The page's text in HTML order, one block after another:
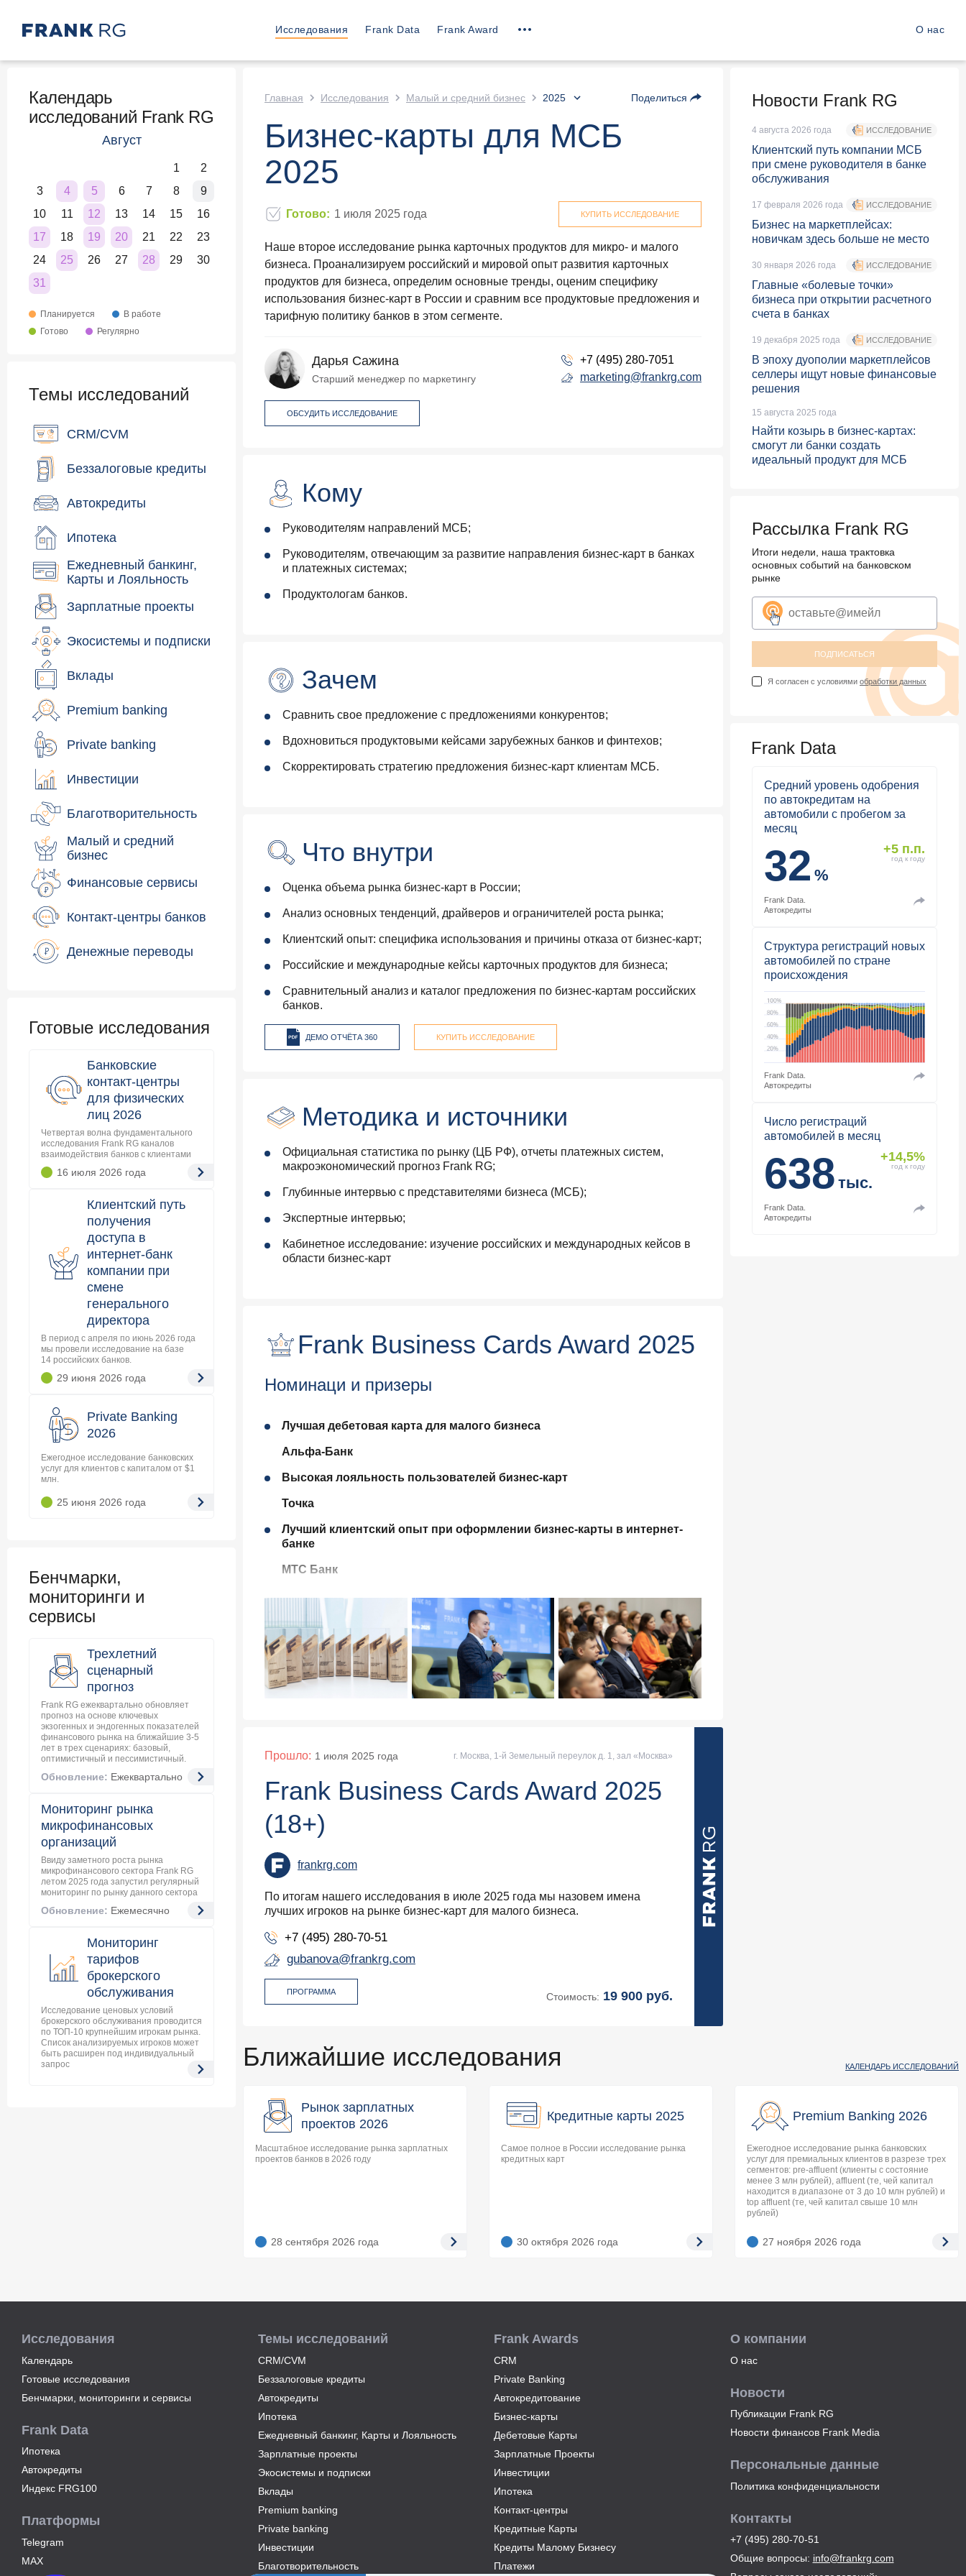
Исследования Frank Data Frank Award О нас
Календарь
исследований Frank RG
Август
1
2
3
4 5 6 7 8
9
10
11 12 13 14 15
16
17
18 19 20 21 22
23
24
25 26 27 28 29
30
31
Планируется
В работе
Готово
Регулярно
Темы исследований
CRM/CVM
Беззалоговые кредиты
Автокредиты
Ипотека
Ежедневный банкинг,
Карты и Лояльность
Зарплатные проекты
Экосистемы и подписки
Вклады
Premium banking
Private banking
Инвестиции
Благотворительность
Малый и средний
бизнес
Финансовые сервисы
Контакт-центры банков
Денежные переводы
Готовые исследования
Банковские
контакт-центры
для физических
лиц 2026
Четвертая волна фундаментального
исследования Frank RG каналов
взаимодействия банков с клиентами
16 июля 2026 года
Клиентский путь
получения
доступа в
интернет-банк
компании при
смене
генерального
директора
В период с апреля по июнь 2026 года
мы провели исследование на базе
14 российских банков.
29 июня 2026 года
Private Banking
2026
Ежегодное исследование банковских
услуг для клиентов с капиталом от $1
млн.
25 июня 2026 года
Бенчмарки,
мониторинги и
сервисы
Трехлетний
сценарный
прогноз
Frank RG ежеквартально обновляет
прогноз на основе ключевых
экзогенных и эндогенных показателей
финансового рынка на ближайшие 3-5
лет в трех сценариях: базовый,
оптимистичный и пессимистичный.
Обновление: Ежеквартально
Мониторинг рынка
микрофинансовых
организаций
Ввиду заметного роста рынка
микрофинансового сектора Frank RG
летом 2025 года запустил регулярный
мониторинг по рынку данного сектора
Обновление: Ежемесячно
Мониторинг
тарифов
брокерского
обслуживания
Исследование ценовых условий
брокерского обслуживания проводится
по ТОП-10 крупнейшим игрокам рынка.
Список анализируемых игроков может
быть расширен под индивидуальный
запрос
Главная Исследования Малый и средний бизнес 2025 Поделиться
Бизнес-карты для МСБ
2025
Готово: 1 июля 2025 года КУПИТЬ ИССЛЕДОВАНИЕ
Наше второе исследование рынка карточных продуктов для микро- и малого
бизнеса. Проанализируем российский и мировой опыт развития карточных
продуктов для бизнеса, определим основные тренды, оценим специфику
использования бизнес-карт в России и сравним все продуктовые предложения и
тарифную политику банков в этом сегменте.
Дарья Сажина
Старший менеджер по маркетингу
+7 (495) 280-7051
marketing@frankrg.com
ОБСУДИТЬ ИССЛЕДОВАНИЕ
Кому
Руководителям направлений МСБ;
Руководителям, отвечающим за развитие направления бизнес-карт в банках
и платежных системах;
Продуктологам банков.
Зачем
Сравнить свое предложение с предложениями конкурентов;
Вдохновиться продуктовыми кейсами зарубежных банков и финтехов;
Скорректировать стратегию предложения бизнес-карт клиентам МСБ.
Что внутри
Оценка объема рынка бизнес-карт в России;
Анализ основных тенденций, драйверов и ограничителей роста рынка;
Клиентский опыт: специфика использования и причины отказа от бизнес-карт;
Российские и международные кейсы карточных продуктов для бизнеса;
Сравнительный анализ и каталог предложения по бизнес-картам российских
банков.
ДЕМО ОТЧЁТА 360 КУПИТЬ ИССЛЕДОВАНИЕ
Методика и источники
Официальная статистика по рынку (ЦБ РФ), отчеты платежных систем,
макроэкономический прогноз Frank RG;
Глубинные интервью с представителями бизнеса (МСБ);
Экспертные интервью;
Кабинетное исследование: изучение российских и международных кейсов в
области бизнес-карт
Frank Business Cards Award 2025
Номинаци и призеры
Лучшая дебетовая карта для малого бизнеса
Альфа-Банк
Высокая лояльность пользователей бизнес-карт
Точка
Лучший клиентский опыт при оформлении бизнес-карты в интернет-
банке
МТС Банк
Лучший клиентский опыт при оформлении бизнес-карты в мобильном
Т-Банк
Самый функциональный интернет-банк для управления бизнес-картой
Альфа-Банк
ВТБ
Лучшая программа лояльности по бизнес-карте
Самая выгодная бизнес-карта для малого бизнеса
Точка
Прошло: 1 июля 2025 года г. Москва, 1-й Земельный переулок д. 1, зал «Москва»
Frank Business Cards Award 2025
(18+)
frankrg.com
По итогам нашего исследования в июле 2025 года мы назовем имена
лучших игроков на рынке бизнес-карт для малого бизнеса.
+7 (495) 280-70-51
gubanova@frankrg.com
ПРОГРАММА Стоимость: 19 900 руб.
Новости Frank RG
4 августа 2026 года ИССЛЕДОВАНИЕ
Клиентский путь компании МСБ
при смене руководителя в банке
обслуживания
17 февраля 2026 года ИССЛЕДОВАНИЕ
Бизнес на маркетплейсах:
новичкам здесь больше не место
30 января 2026 года ИССЛЕДОВАНИЕ
Главные «болевые точки»
бизнеса при открытии расчетного
счета в банках
19 декабря 2025 года ИССЛЕДОВАНИЕ
В эпоху дуополии маркетплейсов
селлеры ищут новые финансовые
решения
15 августа 2025 года
Найти козырь в бизнес-картах:
смогут ли банки создать
идеальный продукт для МСБ
Рассылка Frank RG
Итоги недели, наша трактовка
основных событий на банковском
рынке
ПОДПИСАТЬСЯ
Я согласен с условиями обработки данных
Frank Data
Средний уровень одобрения
по автокредитам на
автомобили с пробегом за
месяц
32 %
+5 п.п.
год к году
Frank Data.
Автокредиты
Структура регистраций новых
автомобилей по стране
происхождения
Frank Data.
Автокредиты
Число регистраций
автомобилей в месяц
638 тыс.
+14,5%
год к году
Frank Data.
Автокредиты
Ближайшие исследования КАЛЕНДАРЬ ИССЛЕДОВАНИЙ
Рынок зарплатных
проектов 2026
Масштабное исследование рынка зарплатных
проектов банков в 2026 году
28 сентября 2026 года
Кредитные карты 2025
Самое полное в России исследование рынка
кредитных карт
30 октября 2026 года
Premium Banking 2026
Ежегодное исследование рынка банковских
услуг для премиальных клиентов в разрезе трех
сегментов: pre-affluent (клиенты с состояние
менее 3 млн рублей), affluent (те, чей капитал
находится в диапазоне от 3 до 10 млн рублей) и
top affluent (те, чей капитал свыше 10 млн
рублей)
27 ноября 2026 года
Исследования
Календарь
Готовые исследования
Бенчмарки, мониторинги и сервисы
Frank Data
Ипотека
Автокредиты
Индекс FRG100
Платформы
Telegram
MAX
Темы исследований
CRM/CVM
Беззалоговые кредиты
Автокредиты
Ипотека
Ежедневный банкинг, Карты и Лояльность
Зарплатные проекты
Экосистемы и подписки
Вклады
Premium banking
Private banking
Инвестиции
Благотворительность
Frank Awards
CRM
Private Banking
Автокредитование
Бизнес-карты
Дебетовые Карты
Зарплатные Проекты
Инвестиции
Ипотека
Контакт-центры
Кредитные Карты
Кредиты Малому Бизнесу
Платежи
О компании
О нас
Новости
Публикации Frank RG
Новости финансов Frank Media
Персональные данные
Политика конфиденциальности
Контакты
+7 (495) 280-70-51
Общие вопросы: info@frankrg.com